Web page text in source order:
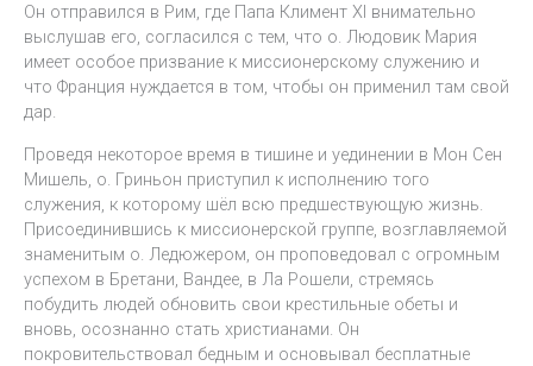
Он отправился в Рим, где Папа Климент XI внимательно
выслушав его, согласился с тем, что о. Людовик Мария
имеет особое призвание к миссионерскому служению и
что Франция нуждается в том, чтобы он применил там свой
дар.
Проведя некоторое время в тишине и уединении в Мон Сен
Мишель, о. Гриньон приступил к исполнению того
служения, к которому шёл всю предшествующую жизнь.
Присоединившись к миссионерской группе, возглавляемой
знаменитым о. Ледюжером, он проповедовал с огромным
успехом в Бретани, Вандее, в Ла Рошели, стремясь
побудить людей обновить свои крестильные обеты и
вновь, осознанно стать христианами. Он
покровительствовал бедным и основывал бесплатные